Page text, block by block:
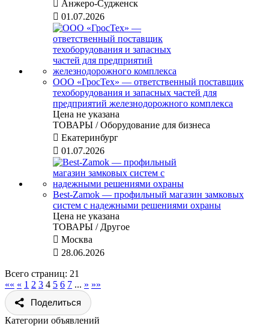
Анжеро-Судженск
 01.07.2026
ООО «ГросТех» — ответственный поставщик
техоборудования и запасных частей для
предприятий железнодорожного комплекса
Цена не указана
ТОВАРЫ / Оборудование для бизнеса
 Екатеринбург
 01.07.2026
Best-Zamok — профильный магазин замковых
систем с надежными решениями охраны
Цена не указана
ТОВАРЫ / Другое
 Москва
 28.06.2026
Всего страниц: 21
«« « 1 2 3 4 5 6 7 ... » »»
Поделиться
Категории объявлений